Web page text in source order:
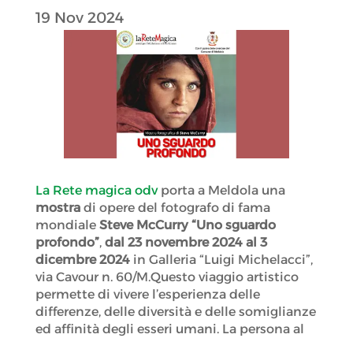
19 Nov 2024
La Rete magica odvporta a Meldola una
mostradi opere del fotografo di fama
mondiale Steve McCurry “Uno sguardo
profondo”, dal 23 novembre 2024 al 3
dicembre 2024in Galleria “Luigi Michelacci”,
via Cavour n. 60/M.Questo viaggio artistico
permette di vivere l’esperienza delle
differenze, delle diversità e delle somiglianze
ed affinità degli esseri umani. La persona al